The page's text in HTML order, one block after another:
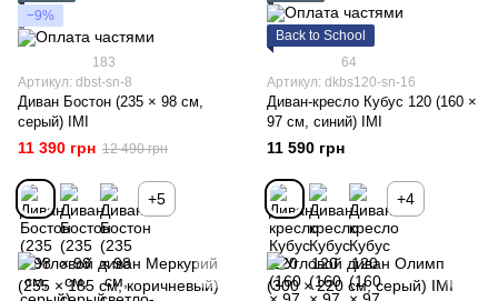
−9%
183
Артикул: dbst-sn-8
Диван Бостон (235 × 98 см,
серый) IMI
11 390 грн 12 490 грн
+5
Back to School
64
Артикул: dkbs120-sn-16
Диван-кресло Кубус 120 (160 ×
97 см, синий) IMI
11 590 грн
+4